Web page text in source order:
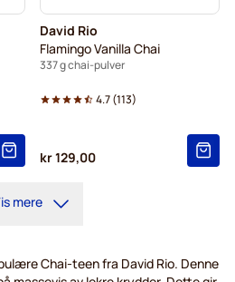
David Rio
Flamingo Vanilla Chai
337 g chai-pulver
4.7(113)
kr 129,00
mere
Chai-teen fra David Rio. Denne